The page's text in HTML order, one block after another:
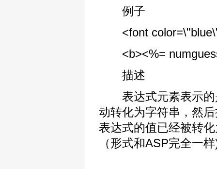
例子
<font
<b><%=
描述
表达式元素表示的
动转化为字符串，然
表达式的值已经被转
（形式和ASP完全一